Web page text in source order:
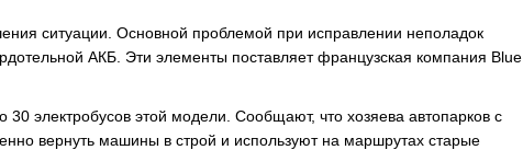
ситуации. Основной проблемой при исправлении неполадок
АКБ. Эти элементы поставляет французская компания Blue
электробусов этой модели. Сообщают, что хозяева автопарков с
вернуть машины в строй и используют на маршрутах старые